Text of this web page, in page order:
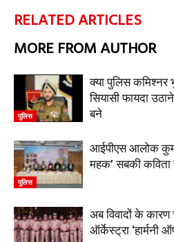
RELATED ARTICLES
MORE FROM AUTHOR
पुलिस
क्या पुलिस कमिश्नर
सियासी फायदा
बने
पुलिस
आईपीएस आलोक
महक’ सबकी कविता
अब विवादों के कारण
ऑर्केस्ट्रा ‘हार्मनी